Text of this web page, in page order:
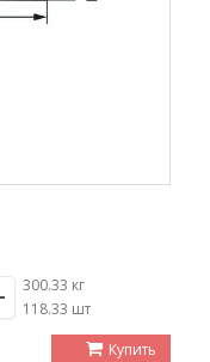
300.33 кг
/118.33 шт
Купить